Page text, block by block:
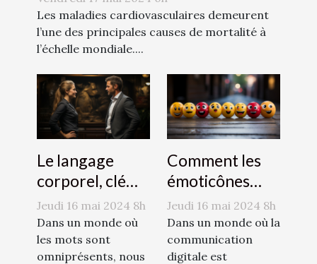
Les maladies cardiovasculaires demeurent
l’une des principales causes de mortalité à
l’échelle mondiale....
Le langage
corporel, clé
d'une
communication
efficace
Jeudi 16 mai 2024 8h
Dans un monde où
les mots sont
omniprésents, nous
Comment les
émoticônes
révolutionnent
la
communication
Jeudi 16 mai 2024 8h
Dans un monde où la
communication
digitale est